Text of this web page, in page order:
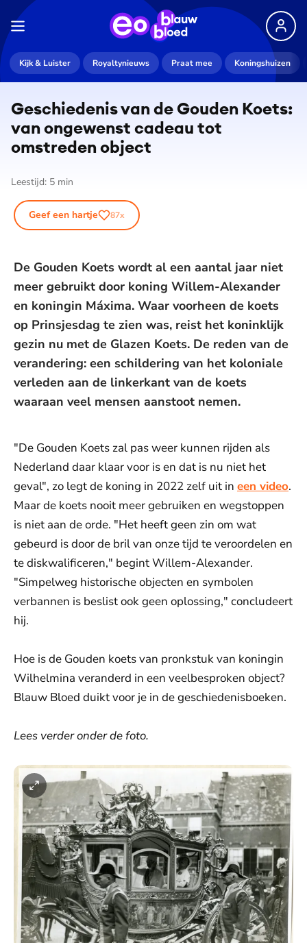
Kijk & Luister Royaltynieuws Praat mee Koningshuizen
Geschiedenis van de Gouden Koets:
van ongewenst cadeau tot
omstreden object
Leestijd: 5 min
Geef een hartje 87x
De Gouden Koets wordt al een aantal jaar niet
meer gebruikt door koning Willem-Alexander
en koningin Máxima. Waar voorheen de koets
op Prinsjesdag te zien was, reist het koninklijk
gezin nu met de Glazen Koets. De reden van de
verandering: een schildering van het koloniale
verleden aan de linkerkant van de koets
waaraan veel mensen aanstoot nemen.
"De Gouden Koets zal pas weer kunnen rijden als
Nederland daar klaar voor is en dat is nu niet het
geval", zo legt de koning in 2022 zelf uit in een video.
Maar de koets nooit meer gebruiken en wegstoppen
is niet aan de orde. "Het heeft geen zin om wat
gebeurd is door de bril van onze tijd te veroordelen en
te diskwalificeren," begint Willem-Alexander.
"Simpelweg historische objecten en symbolen
verbannen is beslist ook geen oplossing," concludeert
hij.
Hoe is de Gouden koets van pronkstuk van koningin
Wilhelmina veranderd in een veelbesproken object?
Blauw Bloed duikt voor je in de geschiedenisboeken.
Lees verder onder de foto.